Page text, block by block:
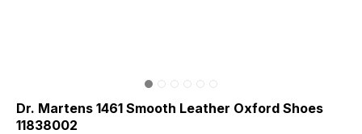
Dr. Martens 1461 Smooth Leather Oxford Shoes
11838002